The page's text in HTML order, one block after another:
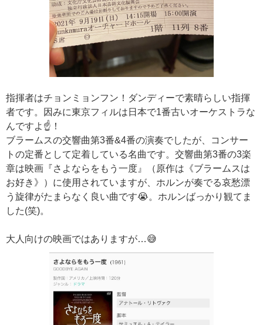
指揮者はチョンミョンフン！ダンディーで素晴らしい指揮
者です。因みに東京フィルは日本で1番古いオーケストラな
んですよ☝️！
ブラームスの交響曲第3番&4番の演奏でしたが、コンサー
トの定番として定着している名曲です。交響曲第3番の3楽
章は映画『さよならをもう一度』（原作は《ブラームスは
お好き》）に使用されていますが、ホルンが奏でる哀愁漂
う旋律がたまらなく良い曲です😭。ホルンばっかり観てま
した(笑)。
大人向けの映画ではありますが…😅